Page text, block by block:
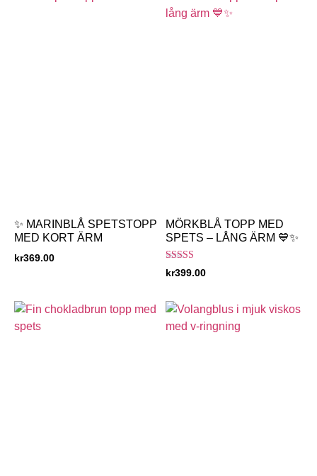
✨ MARINBLÅ SPETSTOPP
MED KORT ÄRM
kr369.00
MÖRKBLÅ TOPP MED
SPETS – LÅNG ÄRM 💙✨
Betygsatt
4.80
kr399.00